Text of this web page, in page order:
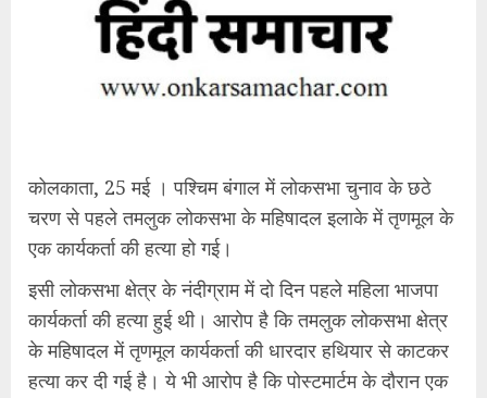
कोलकाता, 25 मई । पश्चिम बंगाल में लोकसभा चुनाव के छठे
चरण से पहले तमलुक लोकसभा के महिषादल इलाके में तृणमूल के
एक कार्यकर्ता की हत्‍या हो गई।
इसी लोकसभा क्षेत्र के नंदीग्राम में दो दिन पहले महिला भाजपा
कार्यकर्ता की हत्या हुई थी। आरोप है कि तमलुक लोकसभा क्षेत्र
के महिषादल में तृणमूल कार्यकर्ता की धारदार हथियार से काटकर
हत्या कर दी गई है। ये भी आरोप है कि पोस्टमार्टम के दौरान एक